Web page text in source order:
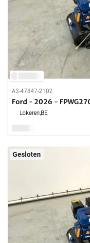
A3-47847-2102
Ford - 2026 -
Lokeren,BE
Gesloten